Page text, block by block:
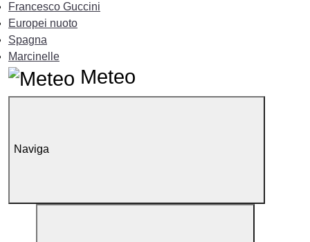
Francesco Guccini
Europei nuoto
Spagna
Marcinelle
Meteo
Naviga